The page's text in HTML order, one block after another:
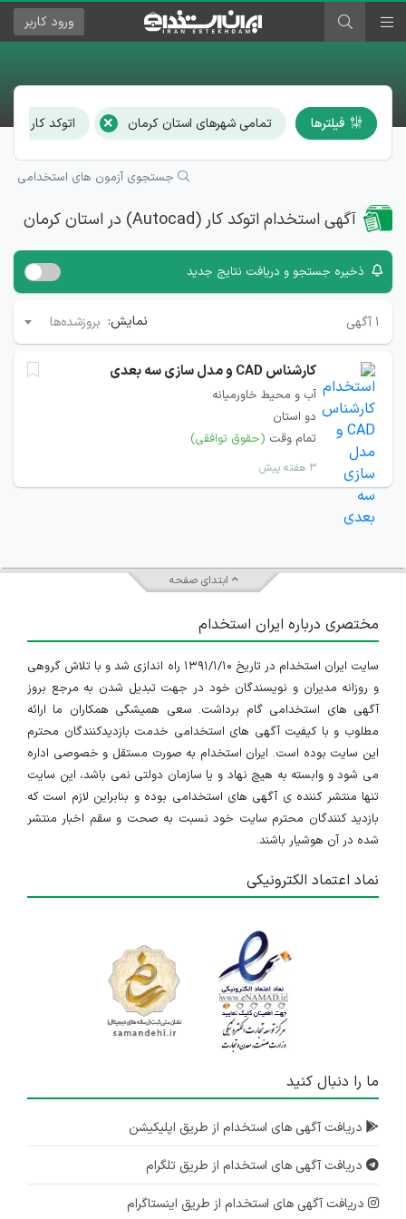
ورود کاربر
فیلترها تمامی شهرهای استان کرمان × اتوکد کار (Autocad)
جستجوی آزمون های استخدامی
آگهی استخدام اتوکد کار (Autocad) در استان کرمان
ذخیره جستجو و دریافت نتایج جدید
۱ آگهی نمایش: بروزشده‌ها
کارشناس CAD و مدل سازی سه بعدی
آب و محیط خاورمیانه
دو استان
تمام وقت (حقوق توافقی)
۳ هفته پیش
ابتدای صفحه
مختصری درباره ایران استخدام
سایت ایران استخدام در تاریخ ۱۳۹۱/۱/۱۰ راه اندازی شد و با تلاش گروهی
و روزانه مدیران و نویسندگان خود در جهت تبدیل شدن به مرجع بروز
آگهی های استخدامی گام برداشت. سعی همیشگی همکاران ما ارائه
مطلوب و با کیفیت آگهی های استخدامی خدمت بازدیدکنندگان محترم
این سایت بوده است. ایران استخدام به صورت مستقل و خصوصی اداره
می شود و وابسته به هیچ نهاد و یا سازمان دولتی نمی باشد، این سایت
تنها منتشر کننده ی آگهی های استخدامی بوده و بنابراین لازم است که
بازدید کنندگان محترم سایت خود نسبت به صحت و سقم اخبار منتشر
شده در آن هوشیار باشند.
نماد اعتماد الکترونیکی
ما را دنبال کنید
دریافت آگهی های استخدام از طریق اپلیکیشن
دریافت آگهی های استخدام از طریق تلگرام
دریافت آگهی های استخدام از طریق اینستاگرام